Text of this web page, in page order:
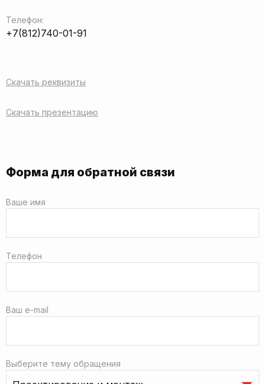
Телефон:
+7(812)740-01-91
Скачать реквизиты
Скачать презентацию
Форма для обратной связи
Ваше имя
Телефон
Ваш e-mail
Выберите тему обращения